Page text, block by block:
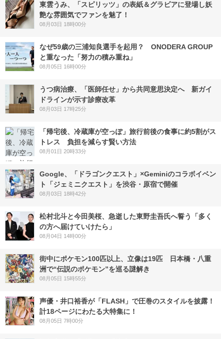
東雲うみ、「スピリッツ」の表紙＆グラビアに登場し妖
艶な雰囲気でファンを魅了！
08月03日 18時00分
なぜ59歳の三浦知良選手を起用？ ONODERA GROUP
と重なった「努力の積み重ね」
08月05日 16時00分
うつ病治療、「医師任せ」から共同意思決定へ 新ガイ
ドラインが示す診療改革
08月03日 17時25分
「帰宅後、冷蔵庫が空っぽ」旅行前後の食事に約5割がス
トレス 負担を減らす賢い方法
08月01日 20時33分
Google、「ドラゴンクエスト」×Geminiのコラボイベン
ト「ジェミニクエスト」を渋谷・原宿で開催
08月03日 18時42分
松村北斗と今田美桜、急逝した東野圭吾氏へ誓う「多く
の方へ届けていけたら」
08月04日 14時00分
街中にポケモン100匹以上、立像は19匹 日本橋・八重
洲で“伝説のポケモン”を巡る謎解き
08月05日 15時55分
声優・井口裕香が「FLASH」で圧巻のスタイルを披露！
計18ページにわたる大特集に！
08月05日 7時00分